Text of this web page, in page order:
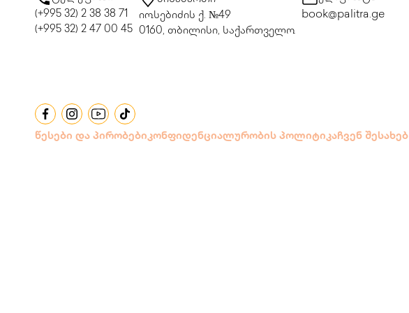
(+995 32) 2 38 38 71
(+995 32) 2 47 00 45
იოსებიძის ქ. №49
0160, თბილისი, საქართველო
book@palitra.ge
წესები და პირობებიკონფიდენციალურობის პოლიტიკაჩვენ შესახებ